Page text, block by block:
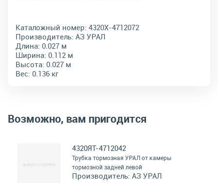
Каталожный номер: 4320Х-4712072
Производитель: АЗ УРАЛ
Длина: 0.027 м
Ширина: 0.112 м
Высота: 0.027 м
Вес: 0.136 кг
Возможно, вам пригодится
4320ЯТ-4712042
Трубка тормозная УРАЛ от камеры
тормозной задней левой
Производитель: АЗ УРАЛ